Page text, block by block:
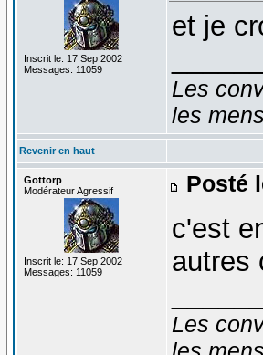
Inscrit le: 17 Sep 2002
Messages: 11059
et je
Les
les
Revenir en haut
Gottorp
Modérateur Agressif
Inscrit le: 17 Sep 2002
Messages: 11059
Posté
c'est
autres
Les